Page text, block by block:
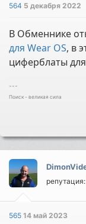
564 5 декабря 2022
В Обменнике
для Wear OS, в
циферблаты
---
Поиск - великая сила
56514 май 2023